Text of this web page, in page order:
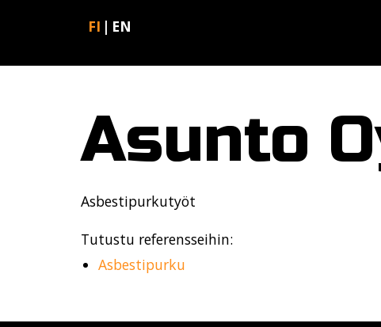
FI EN
Asunto
Asbestipurkutyöt
Tutustu referensseihin:
Asbestipurku